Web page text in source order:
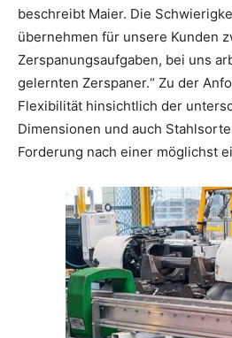
beschreibt Maier. Die
übernehmen für unsere Kunden
Zerspanungsaufgaben, bei uns
gelernten Zerspaner.“ Zu der
Flexibilität hinsichtlich der
Dimensionen und auch
Forderung nach einer möglichst